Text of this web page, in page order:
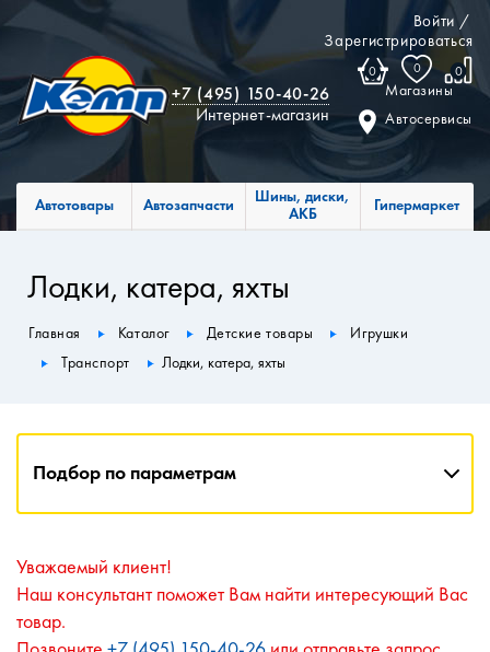
Войти /
Зарегистрироваться
0 0 0
Магазины
Автосервисы
+7 (495) 150-40-26
Интернет-магазин
Автотовары Автозапчасти
Шины, диски,
АКБ
Гипермаркет
Лодки, катера, яхты
Главная Каталог Детские товары
Игрушки
Транспорт
Лодки, катера, яхты
Подбор по параметрам
Уважаемый клиент!
Наш консультант поможет Вам найти интересующий Вас
товар.